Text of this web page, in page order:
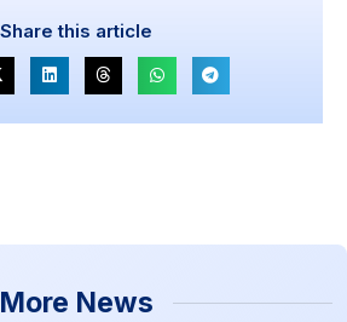
Share this article
More News